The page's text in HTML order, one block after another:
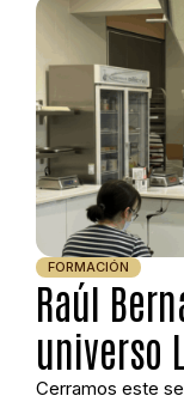
Raúl
universo
FORMACIÓN
Cerramos este